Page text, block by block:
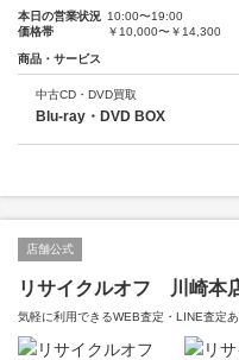
本日の営業状況 10:00〜19:00
価格帯
￥10,000〜￥14,300
商品・サービス
中古CD・DVD買取
Blu-ray・DVD BOX
店舗公式
リサイクルオフ 川崎本
気軽に利用できるWEB査定・LINE査定